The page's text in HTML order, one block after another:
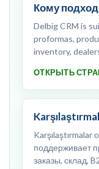
Кому
Delbig CRM is
proformas,
inventory,
ОТКРЫТЬ
Karşılaştırmalar
поддерживает
заказы, склад,